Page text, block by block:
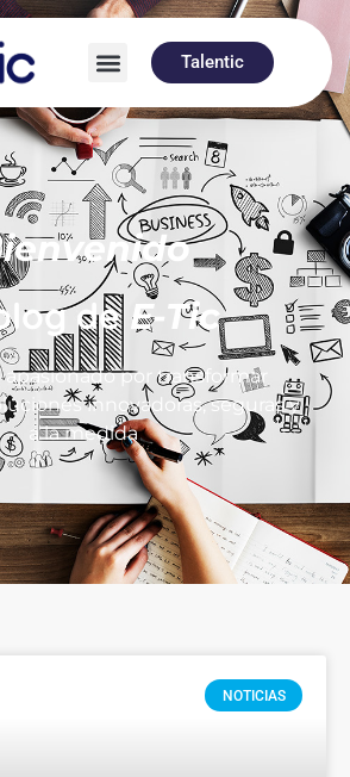
Talentic
deE-Tic
por transformar
innovadoras, seguras y
a la medida
NOTICIAS